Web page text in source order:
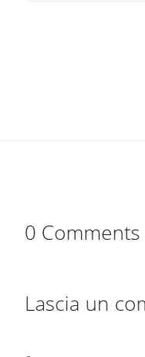
0 Comments
Lascia un